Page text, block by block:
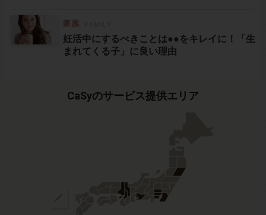
妊活中にするべきことは●●をキレイに！「生
まれてくる子」に良い理由
CaSyのサービス提供エリア